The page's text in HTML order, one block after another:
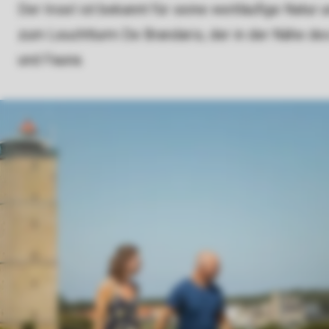
Der Insel ist bekannt für seine weitläufige Natur
zum Leuchtturm De Brandaris, der in der Nähe
und Fauna.